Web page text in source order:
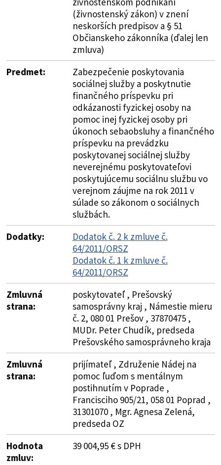
(živnostenský zákon) v znení
neskorších predpisov a § 51
Občianskeho zákonníka (ďalej len
zmluva)
Predmet:
Zabezpečenie poskytovania
sociálnej služby a poskytnutie
finančného príspevku pri
odkázanosti fyzickej osoby na
pomoc inej fyzickej osoby pri
úkonoch sebaobsluhy a finančného
príspevku na prevádzku
poskytovanej sociálnej služby
neverejnému poskytovateľovi
poskytujúcemu sociálnu službu vo
verejnom záujme na rok 2011 v
súlade so zákonom o sociálnych
službách.
Dodatky:
Dodatok č. 2 k zmluve č.
64/2011/ORSZ
Dodatok č. 1 k zmluve č.
64/2011/ORSZ
Zmluvná
strana:
poskytovateľ , Prešovský
samosprávny kraj , Námestie mieru
č. 2, 080 01 Prešov , 37870475 ,
MUDr. Peter Chudík, predseda
Prešovského samosprávneho kraja
Zmluvná
strana:
prijímateľ , Združenie Nádej na
pomoc ľuďom s mentálnym
postihnutím v Poprade ,
Francisciho 905/21, 058 01 Poprad ,
31301070 , Mgr. Agnesa Zelená,
predseda OZ
Hodnota
zmluv:
39 004,95 € s DPH